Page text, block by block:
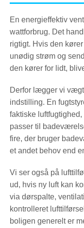
En energieffektiv
wattforbrug. Det
rigtigt. Hvis den
unødig strøm og
den kører for lidt,
Derfor lægger vi
indstilling. En
faktiske
passer til
fire, der bruger
et andet behov end
Vi ser også på
ud, hvis ny luft kan
via dørspalte,
kontrolleret
boligen generelt er